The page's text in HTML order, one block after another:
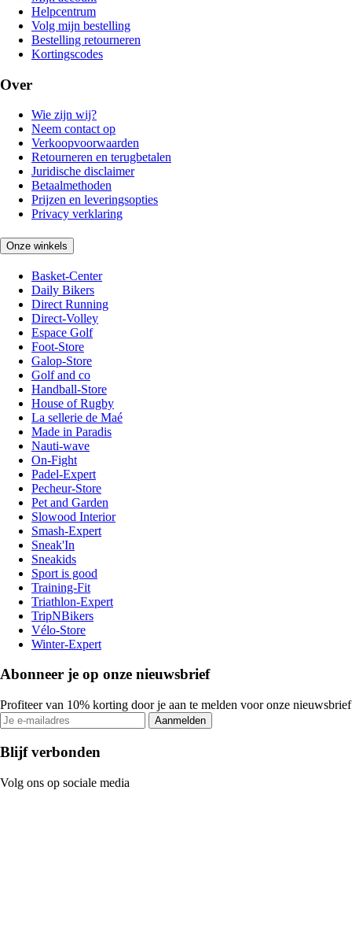
Helpcentrum
Volg mijn bestelling
Bestelling retourneren
Kortingscodes
Over
Wie zijn wij?
Neem contact op
Verkoopvoorwaarden
Retourneren en terugbetalen
Juridische disclaimer
Betaalmethoden
Prijzen en leveringsopties
Privacy verklaring
Onze winkels
Basket-Center
Daily Bikers
Direct Running
Direct-Volley
Espace Golf
Foot-Store
Galop-Store
Golf and co
Handball-Store
House of Rugby
La sellerie de Maé
Made in Paradis
Nauti-wave
On-Fight
Padel-Expert
Pecheur-Store
Pet and Garden
Slowood Interior
Smash-Expert
Sneak'In
Sneakids
Sport is good
Training-Fit
Triathlon-Expert
TripNBikers
Vélo-Store
Winter-Expert
Abonneer je op onze nieuwsbrief
Profiteer van 10% korting door je aan te melden voor onze nieuwsbrief
Aanmelden
Blijf verbonden
Volg ons op sociale media